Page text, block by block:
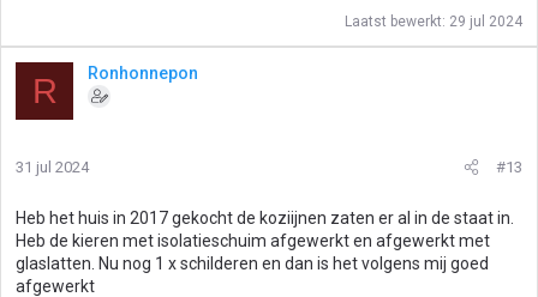
Laatst bewerkt: 29 jul 2024
R Ronhonnepon
31 jul 2024 #13
Heb het huis in 2017 gekocht de koziijnen zaten er al in de staat in.
Heb de kieren met isolatieschuim afgewerkt en afgewerkt met
glaslatten. Nu nog 1 x schilderen en dan is het volgens mij goed
afgewerkt